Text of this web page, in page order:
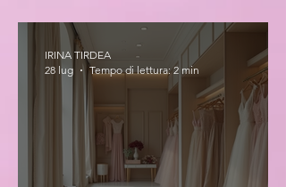
IRINA TIRDEA
28 lug
Tempo di lettura: 2 min